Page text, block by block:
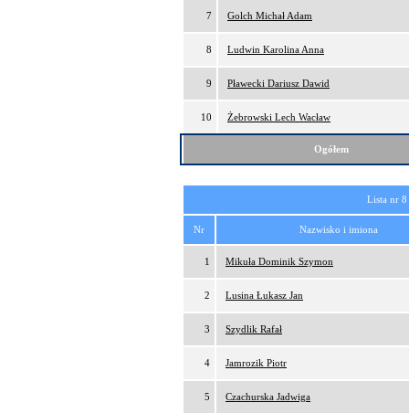
7 Golch Michał Adam
8 Ludwin Karolina Anna
9 Pławecki Dariusz Dawid
10 Żebrowski Lech Wacław
Ogółem
Lista nr
Nr Nazwisko i imiona
1 Mikuła Dominik Szymon
2 Lusina Łukasz Jan
3 Szydlik Rafał
4 Jamrozik Piotr
5 Czachurska Jadwiga